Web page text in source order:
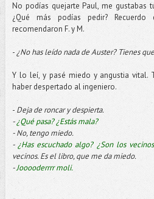
No podías quejarte Paul, me gustabas
¿Qué más podías pedir?
recomendaron F. y M.
-¿No has leído nada de Auster? Tienes
Y lo leí, y pasé miedo y angustia vital.
haber despertado al ingeniero.
- Deja de roncar y despierta.
-¿Qué pasa? ¿Estás mala?
- No, tengo miedo.
-¿Has escuchado algo? ¿Son los
vecinos. Es el libro, que me da miedo.
-Jooooderrrr moli.